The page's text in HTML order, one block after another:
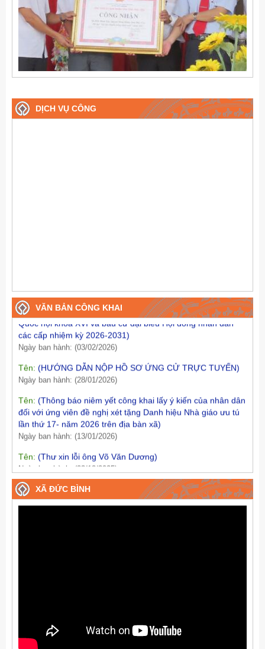
DỊCH VỤ CÔNG
VĂN BẢN CÔNG KHAI
Tên:(Thông báo niêm yết danh sách cử tri bầu cử đại biểu
Quốc hội khóa XVI và bầu cử đại biểu Hội đồng nhân dân
các cấp nhiệm kỳ 2026-2031)
Ngày ban hành: (03/02/2026)
Tên: (HƯỚNG DẪN NỘP HỒ SƠ ỨNG CỬ TRỰC TUYẾN)
Ngày ban hành: (28/01/2026)
Tên: (Thông báo niêm yết công khai lấy ý kiến của nhân dân
đối với ứng viên đề nghị xét tặng Danh hiệu Nhà giáo ưu tú
lần thứ 17- năm 2026 trên địa bàn xã)
Ngày ban hành: (13/01/2026)
Tên: (Thư xin lỗi ông Võ Văn Dương)
Ngày ban hành: (23/12/2025)
Tên:(Thư xin lỗi ông Nguyễn Hiền)
Ngày ban hành: (23/12/2025)
Tên:(Thư xin lỗi ông Võ Văn Dương)
XÃ ĐỨC BÌNH